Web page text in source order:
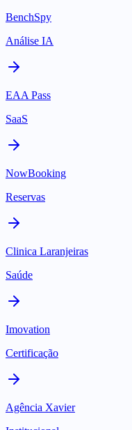
BenchSpy
Análise IA
EAA Pass
SaaS
NowBooking
Reservas
Clinica Laranjeiras
Saúde
Imovation
Certificação
Agência Xavier